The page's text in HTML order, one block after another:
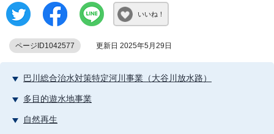
いいね！
ページID1042577 更新日 2025年5月29日
巴川総合治水対策特定河川事業（大谷川放水路）
多目的遊水地事業
自然再生